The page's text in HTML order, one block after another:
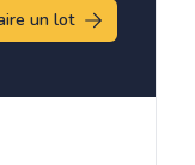
un lot